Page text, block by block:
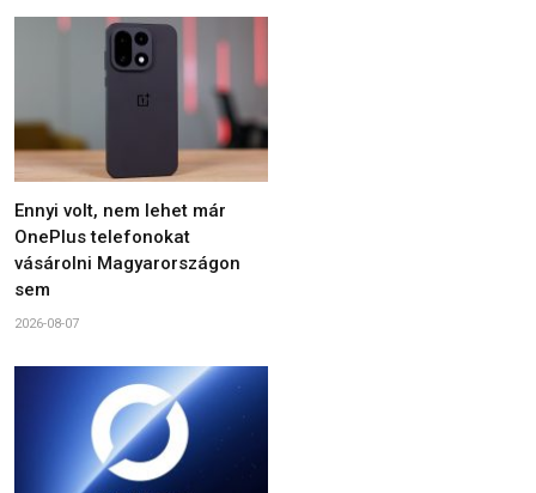
Ennyi volt, nem lehet már
OnePlus telefonokat
vásárolni Magyarországon
sem
2026-08-07